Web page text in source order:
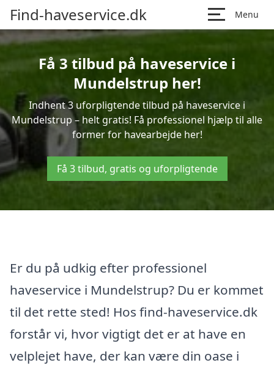
Find-haveservice.dk Menu
Få 3 tilbud på haveservice i
Mundelstrup her!
Indhent 3 uforpligtende tilbud på haveservice i
Mundelstrup – helt gratis! Få professionel hjælp til alle
former for havearbejde her!
Få 3 tilbud, gratis og uforpligtende
Er du på udkig efter professionel
haveservice i Mundelstrup? Du er kommet
til det rette sted! Hos find-haveservice.dk
forstår vi, hvor vigtigt det er at have en
velplejet have, der kan være din oase i